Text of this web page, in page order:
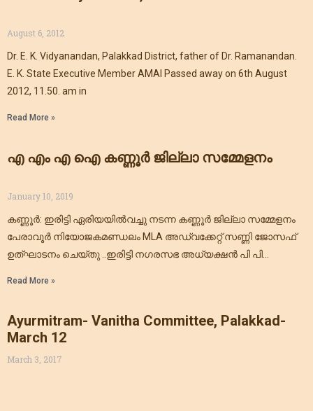
August 6, 2012
Dr. E. K. Vidyanandan, Palakkad District, father of Dr. Ramanandan.
E. K. State Executive Member AMAI Passed away on 6th August
2012, 11.50. am in
Read More »
എ എം എ ഐ കണ്ണൂർ ജില്ലാ സമ്മേളനം
January 10, 2019
കണ്ണൂർ: ഇരിട്ടി ഏരിയയിൽവച്ചു നടന്ന കണ്ണൂർ ജില്ലാ സമ്മേളനം
പേരാവൂർ നിയോജകമണ്ഡലം MLA അഡ്വക്കേറ്റ് സണ്ണി ജോസഫ്
ഉത്‌ഘാടനം ചെയ്തു ..ഇരിട്ടി നഗരസഭ അധ്യക്ഷൻ പി പി
Read More »
Ayurmitram- Vanitha Committee, Palakkad-
March 12
March 3, 2017